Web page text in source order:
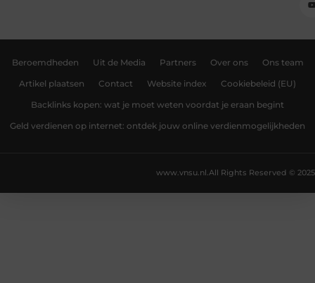
Beroemdheden Uit de Media Partners Over ons Ons team
Artikel plaatsen Contact Website index Cookiebeleid (EU)
Backlinks kopen: wat je moet weten voordat je eraan begint
Geld verdienen op internet: ontdek jouw online verdienmogelijkheden
All Rights Reserved © 2025
www.vnsu.nl.